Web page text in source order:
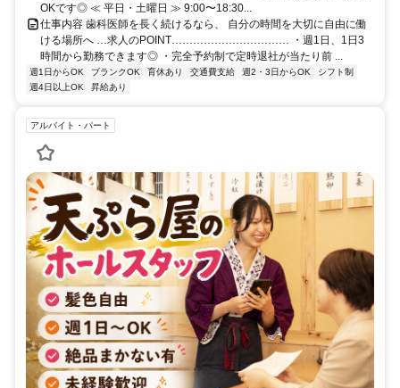
OKです◎ ≪ 平日・土曜日 ≫ 9:00〜18:30...
仕事内容 歯科医師を長く続けるなら、 自分の時間を大切に自由に働
ける場所へ …求人のPOINT…………………………… ・週1日、1日3
時間から勤務できます◎ ・完全予約制で定時退社が当たり前 ...
週1日からOK ブランクOK 育休あり 交通費支給 週2・3日からOK
シフト制
週4日以上OK
昇給あり
アルバイト・パート